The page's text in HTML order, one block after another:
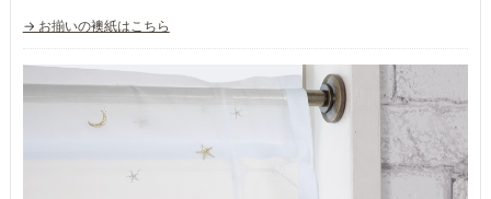
→ お揃いの襖紙はこちら